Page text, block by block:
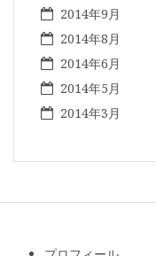
2014年9月
2014年8月
2014年6月
2014年5月
2014年3月